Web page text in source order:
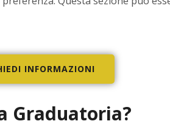
INFORMAZIONI
Graduatoria?